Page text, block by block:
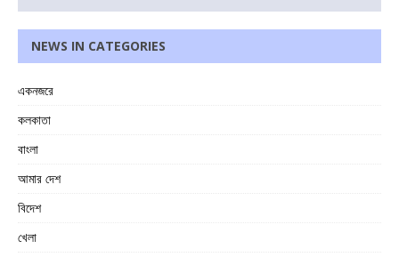
NEWS IN CATEGORIES
একনজরে
কলকাতা
বাংলা
আমার দেশ
বিদেশ
খেলা